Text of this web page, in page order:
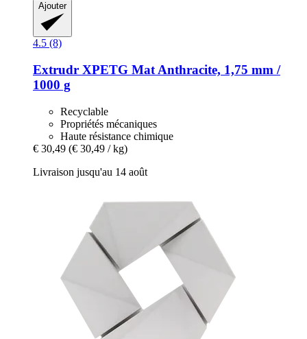
Ajouter
4.5 (8)
Extrudr XPETG Mat Anthracite, 1,75 mm /
1000 g
Recyclable
Propriétés mécaniques
Haute résistance chimique
€ 30,49 (€ 30,49 / kg)
Livraison jusqu'au 14 août